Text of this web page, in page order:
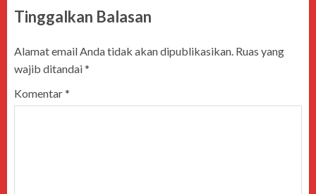
Tinggalkan Balasan
Alamat email Anda tidak akan dipublikasikan. Ruas yang
wajib ditandai*
Komentar*